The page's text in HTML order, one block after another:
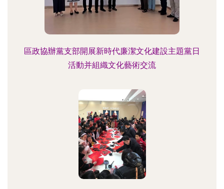
區政協辦黨支部開展新時代廉潔文化建設主題黨日
活動并組織文化藝術交流